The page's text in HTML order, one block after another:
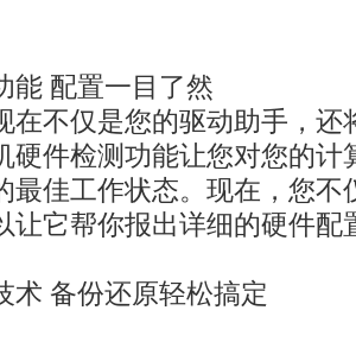
能 配置一目了然
不仅是您的驱动助手，还
硬件检测功能让您对您的计
最佳工作状态。现在，您不
让它帮你报出详细的硬件配
术 备份还原轻松搞定